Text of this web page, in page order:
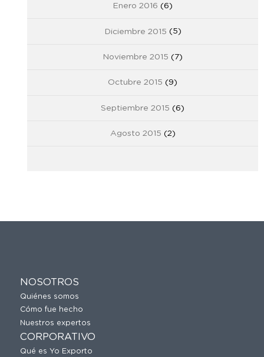
Enero 2016 (6)
Diciembre 2015 (5)
Noviembre 2015 (7)
Octubre 2015 (9)
Septiembre 2015 (6)
Agosto 2015 (2)
NOSOTROS
Quiénes somos
Cómo fue hecho
Nuestros expertos
CORPORATIVO
Qué es Yo Exporto